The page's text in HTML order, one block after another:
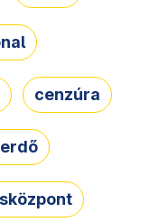
cenzúra